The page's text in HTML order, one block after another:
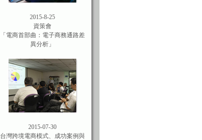
2015-8-25
資策會
「電商首部曲：電子商務通路差
異分析」
2015-07-30
台灣跨境電商模式、成功案例與